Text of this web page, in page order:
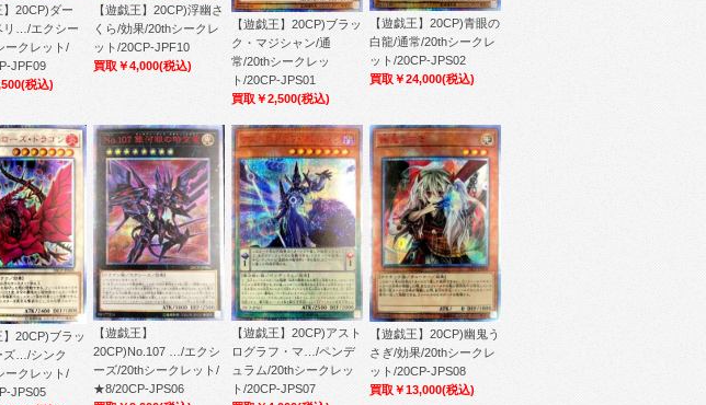
】20CP)ダー
リ…/エクシー
ークレット/
JPF09
(税込)
【遊戯王】20CP)浮幽さ
くら/効果/20thシークレ
ット/20CP-JPF10
買取￥4,000(税込)
【遊戯王】20CP)ブラッ
ク・マジシャン/通
常/20thシークレッ
ト/20CP-JPS01
買取￥2,500(税込)
【遊戯王】20CP)青眼の
白龍/通常/20thシークレ
ット/20CP-JPS02
買取￥24,000(税込)
】20CP)ブラッ
ズ…/シンク
ークレット/
JPS05
【遊戯王】
20CP)No.107 …/エクシ
ーズ/20thシークレット/
★8/20CP-JPS06
【遊戯王】20CP)アスト
ログラフ・マ…/ペンデ
ュラム/20thシークレッ
ト/20CP-JPS07
【遊戯王】20CP)幽鬼う
さぎ/効果/20thシークレ
ット/20CP-JPS08
買取￥13,000(税込)